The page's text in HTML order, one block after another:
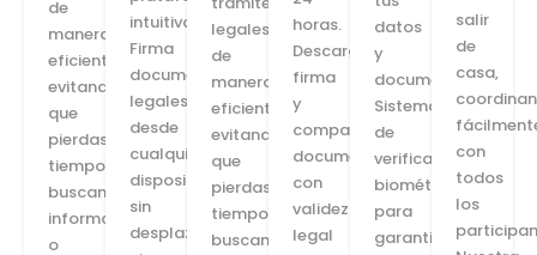
de
manera
eficiente,
evitando
que
pierdas
tiempo
buscando
información
o
intuitiva.
Firma
documentos
legales
desde
cualquier
dispositivo,
sin
desplazamientos
legales
de
manera
eficiente,
evitando
que
pierdas
tiempo
buscando
horas.
Descarga,
firma
y
comparte
documentos
con
validez
legal
datos
y
documentos.
Sistema
de
verificación
biométrica
para
garantizar
salir
de
casa,
con
todos
los